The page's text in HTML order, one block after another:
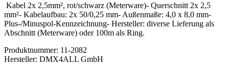
Kabel 2x 2,5mm², rot/schwarz (Meterware)- Querschnitt 2x 2,5
mm²- Kabelaufbau: 2x 50/0,25 mm- Außenmaße: 4,0 x 8,0 mm-
Plus-/Minuspol-Kennzeichnung- Hersteller: diverse Lieferung als
Abschnitt (Meterware) oder 100m als Ring.
Produktnummer: 11-2082
Hersteller: DMX4ALL GmbH